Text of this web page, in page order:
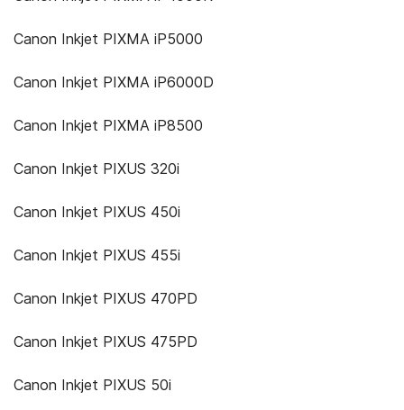
Canon Inkjet PIXMA iP5000
Canon Inkjet PIXMA iP6000D
Canon Inkjet PIXMA iP8500
Canon Inkjet PIXUS 320i
Canon Inkjet PIXUS 450i
Canon Inkjet PIXUS 455i
Canon Inkjet PIXUS 470PD
Canon Inkjet PIXUS 475PD
Canon Inkjet PIXUS 50i